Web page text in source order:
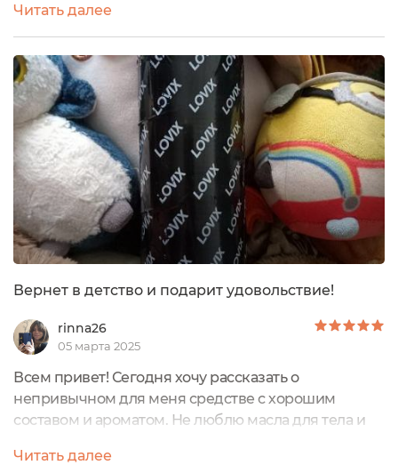
рублей Внешний вид:Массажное масло
выпускается в белом пластиковом флаконе с
минималистичный дизайном.На обратной стороне
флакона указана вся необходимая
информация.Флакон имеет удобный помповый
дозатор с поворотным механизмом.Работает
дозатор...
Читать далее
Вернет в детство и подарит удовольствие!
rinna26
05 марта 2025
Всем привет! Сегодня хочу рассказать о
непривычном для меня средстве с хорошим
составом и ароматом. Не люблю масла для тела и
вкусу всем! В центре отзыва - Масло для массажа
Читать далее